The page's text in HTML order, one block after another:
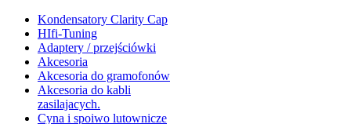
Kondensatory Clarity Cap
HIfi-Tuning
Adaptery / przejściówki
Akcesoria
Akcesoria do gramofonów
Akcesoria do kabli
zasilajacych.
Cyna i spoiwo lutownicze